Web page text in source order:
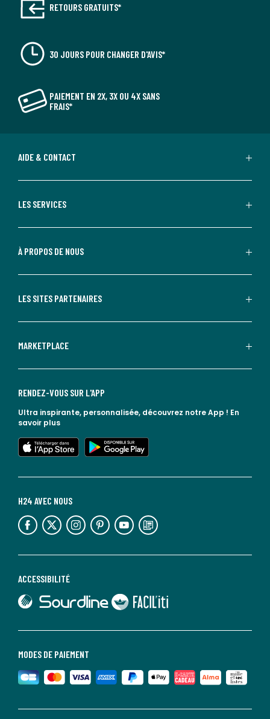
RETOURS GRATUITS*
30 JOURS POUR CHANGER D'AVIS*
PAIEMENT EN 2X, 3X OU 4X SANS
FRAIS*
AIDE & CONTACT
LES SERVICES
À PROPOS DE NOUS
LES SITES PARTENAIRES
MARKETPLACE
MODES DE PAIEMENT
ACCESSIBILITÉ
lien vers Sourdline
lien vers Faciliti
H24 AVEC NOUS
lien vers l'espace réseaux sociaux lien vers l'espace réseaux sociaux lien vers l'espace réseaux sociaux lien vers l'espace réseaux sociaux lien vers l'espace réseaux sociaux lien vers le blog la redoute
RENDEZ-VOUS SUR L'APP
Ultra inspirante, personnalisée, découvrez notre App ! En
savoir plus
lien vers l'app store
lien vers google play